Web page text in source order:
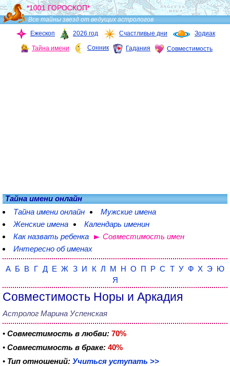
*1001 ГОРОСКОП*
Все тайны звезд от ведущих астрологов
Ежескоп
2026 год Счастливые дни Зодиак
Тайна имени Сонник Гадания Совместимость
Тайна имени онлайн
Тайна имени онлайн
Мужские имена
Женские имена
Календарь именин
Как назвать ребенка
Совместимость имен
Интересно об именах
А Б В Г Д Е Ж З И К Л М Н О П Р С Т У Ф Х Э Ю
Я
Совместимость Норы и Аркадия
Астролог Марина Успенская
• Совместимость в любви: 70%
• Совместимость в браке: 40%
• Тип отношений: Учиться уступать >>